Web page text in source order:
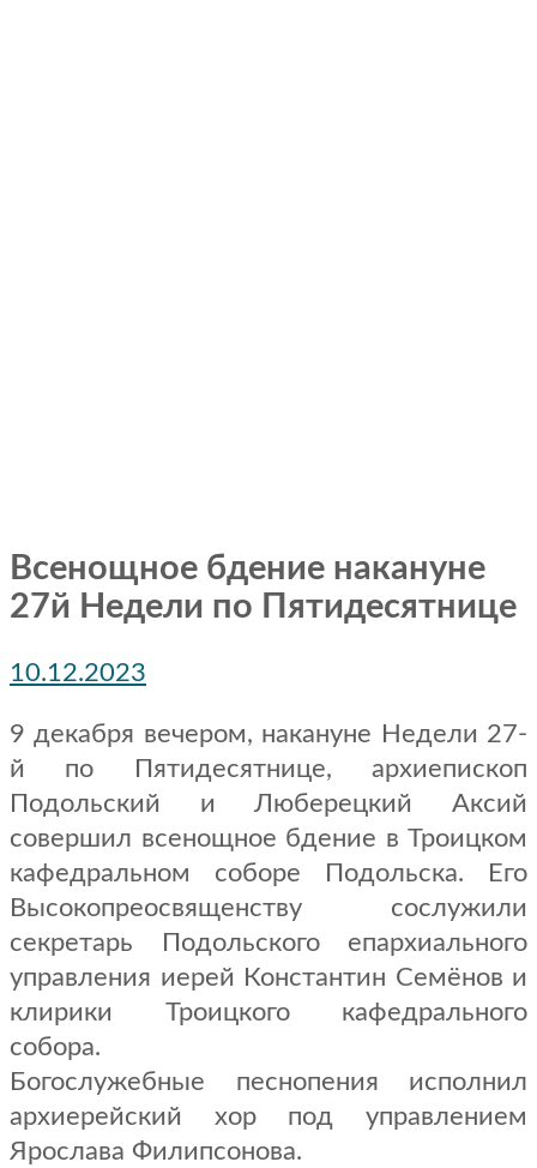
Всенощное бдение накануне
27й Недели по Пятидесятнице
10.12.2023
9 декабря вечером, накануне Недели 27-
й по Пятидесятнице, архиепископ
Подольский и Люберецкий Аксий
совершил всенощное бдение в Троицком
кафедральном соборе Подольска. Его
Высокопреосвященству сослужили
секретарь Подольского епархиального
управления иерей Константин Семёнов и
клирики Троицкого кафедрального
собора.
Богослужебные песнопения исполнил
архиерейский хор под управлением
Ярослава Филипсонова.